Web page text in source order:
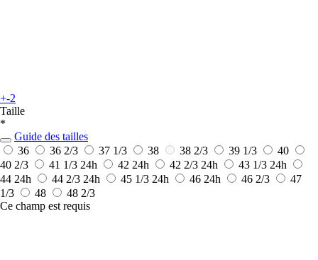
+-2
Taille
*
Guide des tailles
36
36 2/3 37 1/3 38 38 2/3 39 1/3
40
40 2/3
41 1/3 24h 42 24h 42 2/3 24h 43 1/3 24h
44 24h 44 2/3 24h 45 1/3 24h 46 24h 46 2/3
47
1/3
48
48 2/3
Ce champ est requis